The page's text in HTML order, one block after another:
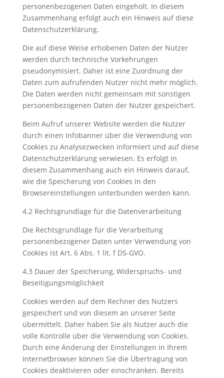
personenbezogenen Daten eingeholt. In diesem
Zusammenhang erfolgt auch ein Hinweis auf diese
Datenschutzerklärung.
Die auf diese Weise erhobenen Daten der Nutzer
werden durch technische Vorkehrungen
pseudonymisiert. Daher ist eine Zuordnung der
Daten zum aufrufenden Nutzer nicht mehr möglich.
Die Daten werden nicht gemeinsam mit sonstigen
personenbezogenen Daten der Nutzer gespeichert.
Beim Aufruf unserer Website werden die Nutzer
durch einen Infobanner über die Verwendung von
Cookies zu Analysezwecken informiert und auf diese
Datenschutzerklärung verwiesen. Es erfolgt in
diesem Zusammenhang auch ein Hinweis darauf,
wie die Speicherung von Cookies in den
Browsereinstellungen unterbunden werden kann.
4.2 Rechtsgrundlage für die Datenverarbeitung
Die Rechtsgrundlage für die Verarbeitung
personenbezogener Daten unter Verwendung von
Cookies ist Art. 6 Abs. 1 lit. f DS-GVO.
4.3 Dauer der Speicherung, Widerspruchs- und
Beseitigungsmöglichkeit
Cookies werden auf dem Rechner des Nutzers
gespeichert und von diesem an unserer Seite
übermittelt. Daher haben Sie als Nutzer auch die
volle Kontrolle über die Verwendung von Cookies.
Durch eine Änderung der Einstellungen in Ihrem
Internetbrowser können Sie die Übertragung von
Cookies deaktivieren oder einschränken. Bereits